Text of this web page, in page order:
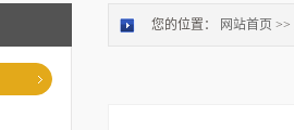
您的位置： 网站首页 >>